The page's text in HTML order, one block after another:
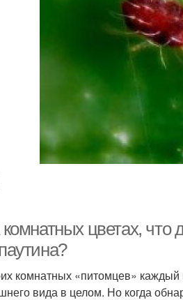
цветах, что
комнатных «питомцев»
вида в целом. Но когда